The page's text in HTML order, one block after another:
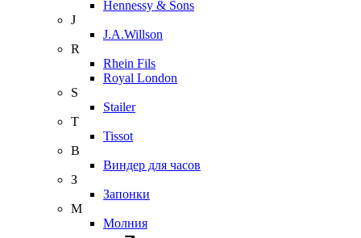
Hennessy & Sons
J
J.A.Willson
R
Rhein Fils
Royal London
S
Stailer
T
Tissot
В
Виндер для часов
З
Запонки
М
Молния